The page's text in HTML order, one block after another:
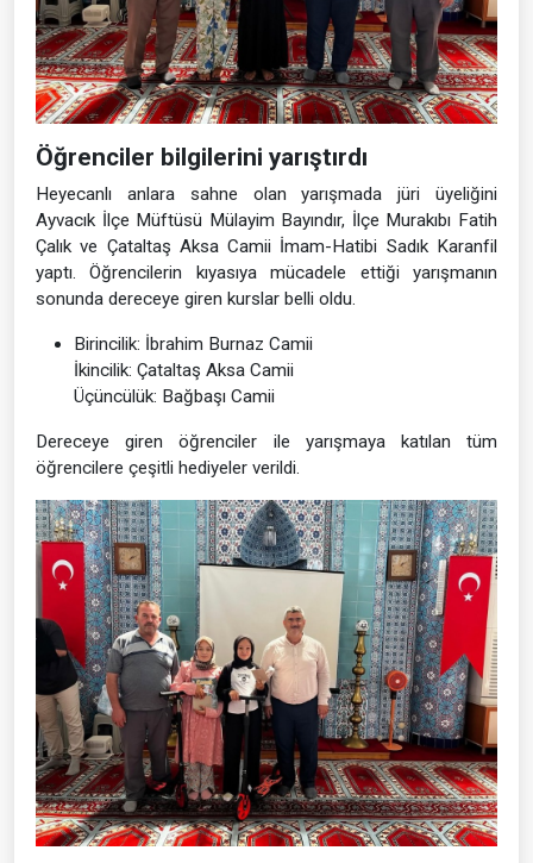
Öğrenciler bilgilerini yarıştırdı
Heyecanlı anlara sahne olan yarışmada jüri üyeliğini
Ayvacık İlçe Müftüsü Mülayim Bayındır, İlçe Murakıbı Fatih
Çalık ve Çataltaş Aksa Camii İmam-Hatibi Sadık Karanfil
yaptı. Öğrencilerin kıyasıya mücadele ettiği yarışmanın
sonunda dereceye giren kurslar belli oldu.
Birincilik: İbrahim Burnaz Camii
İkincilik: Çataltaş Aksa Camii
Üçüncülük: Bağbaşı Camii
Dereceye giren öğrenciler ile yarışmaya katılan tüm
öğrencilere çeşitli hediyeler verildi.